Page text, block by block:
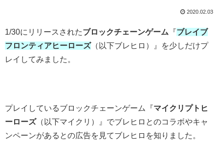
2020.02.03
1/30にリリースされたブロックチェーンゲーム 『ブレイブ
フロンティアヒーローズ（以下ブレヒロ）』を少しだけプ
レイしてみました。
プレイしているブロックチェーンゲーム『マイクリプトヒ
ーローズ（以下マイクリ）』でブレヒロとのコラボやキャ
ンペーンがあるとの広告を見てブレヒロを知りました。